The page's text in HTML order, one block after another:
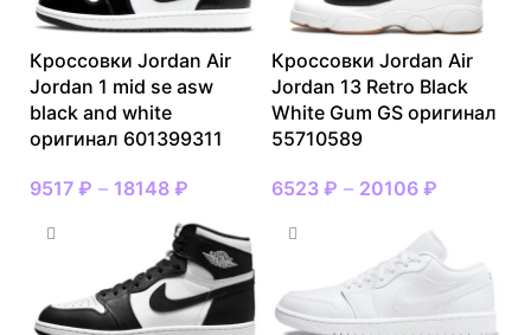
Кроссовки Jordan Air
Jordan 1 mid se asw
black and white
оригинал 601399311
9517 ₽ – 18148 ₽
Кроссовки Jordan Air
Jordan 13 Retro Black
White Gum GS оригинал
55710589
6523 ₽ – 20106 ₽